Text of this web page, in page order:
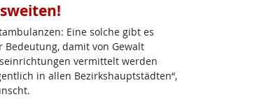
Eine solche gibt es
damit von Gewalt
vermittelt werden
in allen Bezirkshauptstädten“,